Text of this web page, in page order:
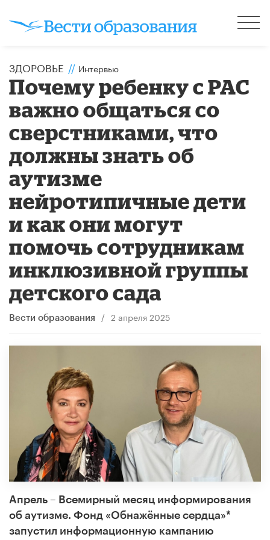
ЗДОРОВЬЕ // Интервью
Почему ребенку с РАС
важно общаться со
сверстниками, что
должны знать об
аутизме
нейротипичные дети
и как они могут
помочь сотрудникам
инклюзивной группы
детского сада
Вести образования / 2 апреля 2025
Апрель – Всемирный месяц информирования
об аутизме. Фонд «Обнажённые сердца»*
запустил информационную кампанию